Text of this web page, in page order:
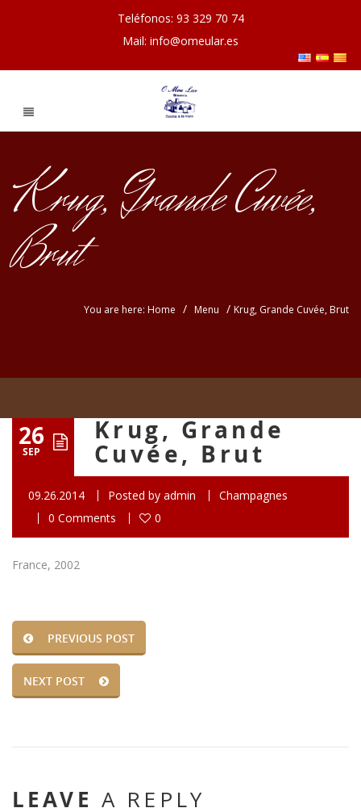
Teléfonos: 93 329 70 74
Mail: info@omeular.es
Krug, Grande Cuvée,
Brut
You are here: Home / Menu / Krug, Grande Cuvée, Brut
26
SEP
Krug, Grande
Cuvée, Brut
09.26.2014 Posted by admin
Champagnes
0 Comments
0
France, 2002
PREVIOUS POST
NEXT POST
LEAVE A REPLY